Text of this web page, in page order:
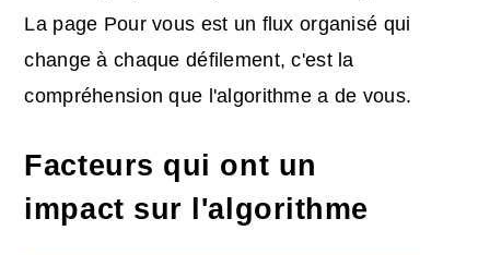
La page Pour vous est un flux organisé qui
change à chaque défilement, c'est la
compréhension que l'algorithme a de vous.
Facteurs qui ont un
impact sur l'algorithme